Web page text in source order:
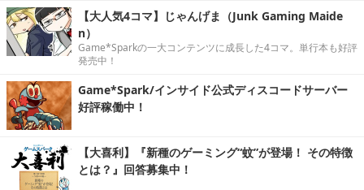
【大人気4コマ】じゃんげま（Junk Gaming Maide
n）
Game*Sparkの一大コンテンツに成長した4コマ。単行本も好評
発売中！
Game*Spark/インサイド公式ディスコードサーバー
好評稼働中！
【大喜利】『新種のゲーミング“蚊”が登場！ その特徴
とは？』回答募集中！